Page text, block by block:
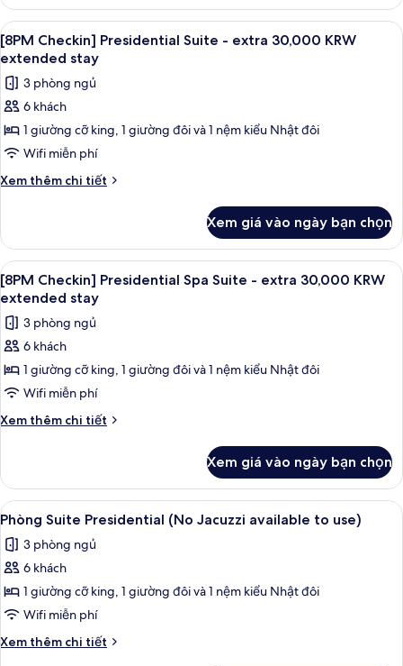
30,000
KRW
extended
stay
[8PM
Checkin]
Executive
Spa
extra
KRW
extended
Xem
tất
cả
ảnh
[8PM
Checkin]
Presidential
Suite
30,000
KRW
extended
stay
Tủ lạnh, lò vi sóng, lò nướng, bếp nấu
1
[8PM Checkin] Presidential Suite - extra 30,000 KRW
extended stay
3 phòng ngủ
6 khách
1 giường cỡ king, 1 giường đôi và 1 nệm kiểu Nhật đôi
Wifi miễn phí
Xem thêm chi tiết
Chi
[8PM
Checkin]
Presidential
Suite
extra
30,000
extended
stay
Xem giá vào ngày bạn chọn
Xem
tất
cả
ảnh
[8PM
Checkin]
Presidential
Spa
extra
30,000
KRW
extended
stay
Chăn bông, két bảo mật tại phòng,
1
[8PM Checkin] Presidential Spa Suite - extra 30,000 KRW
extended stay
3 phòng ngủ
6 khách
1 giường cỡ king, 1 giường đôi và 1 nệm kiểu Nhật đôi
Wifi miễn phí
Xem thêm chi tiết
Chi
[8PM
Checkin]
Presidential
Suite
30,000
KRW
stay
Xem giá vào ngày bạn chọn
Xem
tất
cả
ảnh
Phòng
Suite
Presidential
(No
Chăn bông, két bảo mật tại phòng,
7
Phòng Suite Presidential (No Jacuzzi available to use)
3 phòng ngủ
6 khách
1 giường cỡ king, 1 giường đôi và 1 nệm kiểu Nhật đôi
Wifi miễn phí
Xem thêm chi tiết
Chi